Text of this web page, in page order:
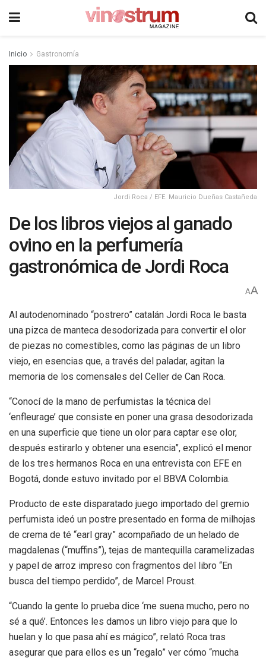
Inicio Gastronomía
Jordi Roca / EFE. Mauricio Dueñas Castañeda
De los libros viejos al ganado
ovino en la perfumería
gastronómica de Jordi Roca
AA
Al autodenominado “postrero” catalán Jordi Roca le basta
una pizca de manteca desodorizada para convertir el olor
de piezas no comestibles, como las páginas de un libro
viejo, en esencias que, a través del paladar, agitan la
memoria de los comensales del Celler de Can Roca.
“Conocí de la mano de perfumistas la técnica del
‘enfleurage’ que consiste en poner una grasa desodorizada
en una superficie que tiene un olor para captar ese olor,
después estirarlo y obtener una esencia”, explicó el menor
de los tres hermanos Roca en una entrevista con EFE en
Bogotá, donde estuvo invitado por el BBVA Colombia.
Producto de este disparatado juego importado del gremio
perfumista ideó un postre presentado en forma de milhojas
de crema de té “earl gray” acompañado de un helado de
magdalenas (“muffins”), tejas de mantequilla caramelizadas
y papel de arroz impreso con fragmentos del libro “En
busca del tiempo perdido”, de Marcel Proust.
“Cuando la gente lo prueba dice ‘me suena mucho, pero no
sé a qué’. Entonces les damos un libro viejo para que lo
huelan y lo que pasa ahí es mágico”, relató Roca tras
asegurar que para ellos es un “regalo” ver cómo “mucha